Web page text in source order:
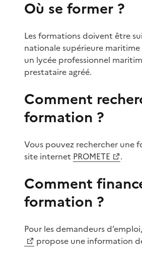
Où se former ?
Les formations doivent être
nationale supérieure maritime
un lycée professionnel
prestataire agréé.
Comment
formation ?
Vous pouvez rechercher une
site internet PROMETE .
Comment
formation ?
Pour les demandeurs d’emploi,
propose une information